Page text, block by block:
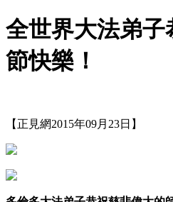
全世界大法弟子
節快樂！
【正見網2015年09月23日】